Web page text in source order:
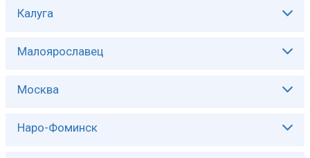
Калуга
Малоярославец
Москва
Наро-Фоминск